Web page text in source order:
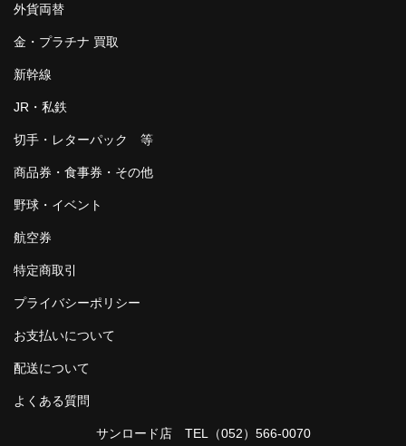
外貨両替
金・プラチナ 買取
新幹線
JR・私鉄
切手・レターパック 等
商品券・食事券・その他
野球・イベント
航空券
特定商取引
プライバシーポリシー
お支払いについて
配送について
よくある質問
サンロード店 TEL （052）566-0070